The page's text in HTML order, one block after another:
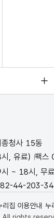
청사 15동
, 유료) 팩스
~ 18시, 무
44-203-
리집 이용안내 누